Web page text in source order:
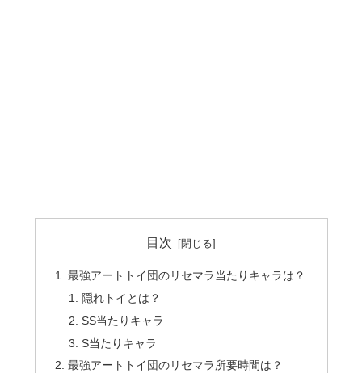
目次
最強アートトイ団のリセマラ当たりキャラは？
隠れトイとは？
SS当たりキャラ
S当たりキャラ
最強アートトイ団のリセマラ所要時間は？